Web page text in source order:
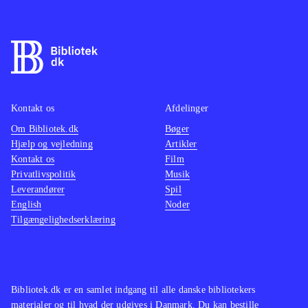
føler sig godt underholdt undervejs.
Et sikkert indkøb til spilhylden
Bibliotek.dk er en samlet indgang til alle danske bibliotekers
materialer og til hvad der udgives i Danmark. Du kan bestille
Kontakt os
Om Bibliotek.dk
Hjælp og vejledning
Kontakt os
Privatlivspolitik
Leverandører
English
Tilgængelighedserklæring
Afdelinger
Bøger
Artikler
Film
Musik
Spil
Noder